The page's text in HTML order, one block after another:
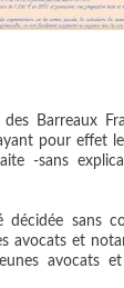
des Barreaux
pour effet
-sans
décidée sans
avocats et
avocats